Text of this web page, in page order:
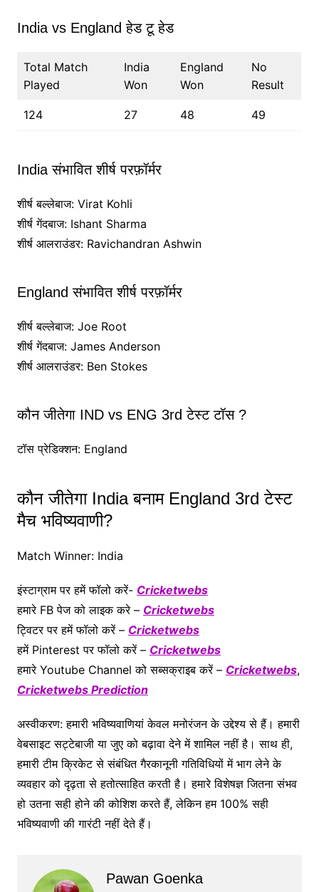
India vs England हेड टू हेड
Total Match
Played
India
Won
England
Won
No
Result
124 27 48 49
India संभावित शीर्ष परफ़ॉर्मर
शीर्ष बल्लेबाज: Virat Kohli
शीर्ष गेंदबाज: Ishant Sharma
शीर्ष आलराउंडर: Ravichandran Ashwin
England संभावित शीर्ष परफ़ॉर्मर
शीर्ष बल्लेबाज: Joe Root
शीर्ष गेंदबाज: James Anderson
शीर्ष आलराउंडर: Ben Stokes
कौन जीतेगा IND vs ENG 3rd टेस्ट टॉस ?
टॉस प्रेडिक्शन: England
कौन जीतेगा India बनाम England 3rd टेस्ट
मैच भविष्यवाणी?
Match Winner: India
इंस्टाग्राम पर हमें फॉलो करें- Cricketwebs
हमारे FB पेज को लाइक करे – Cricketwebs
ट्विटर पर हमें फॉलो करें – Cricketwebs
हमें Pinterest पर फॉलो करें – Cricketwebs
हमारे Youtube Channel को सब्सक्राइब करें – Cricketwebs,
Cricketwebs Prediction
अस्वीकरण: हमारी भविष्यवाणियां केवल मनोरंजन के उद्देश्य से हैं। हमारी
वेबसाइट सट्टेबाजी या जुए को बढ़ावा देने में शामिल नहीं है। साथ ही,
हमारी टीम क्रिकेट से संबंधित गैरकानूनी गतिविधियों में भाग लेने के
व्यवहार को दृढ़ता से हतोत्साहित करती है। हमारे विशेषज्ञ जितना संभव
हो उतना सही होने की कोशिश करते हैं, लेकिन हम 100% सही
भविष्यवाणी की गारंटी नहीं देते हैं।
Pawan Goenka